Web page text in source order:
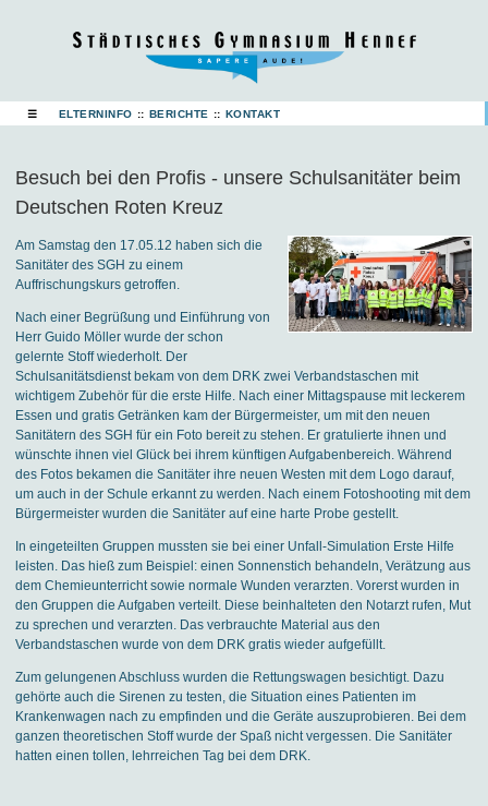
☰ ELTERNINFO :: BERICHTE :: KONTAKT
Besuch bei den Profis - unsere Schulsanitäter beim
Deutschen Roten Kreuz
Am Samstag den 17.05.12 haben sich die
Sanitäter des SGH zu einem
Auffrischungskurs getroffen.
Nach einer Begrüßung und Einführung von
Herr Guido Möller wurde der schon
gelernte Stoff wiederholt. Der
Schulsanitätsdienst bekam von dem DRK zwei Verbandstaschen mit
wichtigem Zubehör für die erste Hilfe. Nach einer Mittagspause mit leckerem
Essen und gratis Getränken kam der Bürgermeister, um mit den neuen
Sanitätern des SGH für ein Foto bereit zu stehen. Er gratulierte ihnen und
wünschte ihnen viel Glück bei ihrem künftigen Aufgabenbereich. Während
des Fotos bekamen die Sanitäter ihre neuen Westen mit dem Logo darauf,
um auch in der Schule erkannt zu werden. Nach einem Fotoshooting mit dem
Bürgermeister wurden die Sanitäter auf eine harte Probe gestellt.
In eingeteilten Gruppen mussten sie bei einer Unfall-Simulation Erste Hilfe
leisten. Das hieß zum Beispiel: einen Sonnenstich behandeln, Verätzung aus
dem Chemieunterricht sowie normale Wunden verarzten. Vorerst wurden in
den Gruppen die Aufgaben verteilt. Diese beinhalteten den Notarzt rufen, Mut
zu sprechen und verarzten. Das verbrauchte Material aus den
Verbandstaschen wurde von dem DRK gratis wieder aufgefüllt.
Zum gelungenen Abschluss wurden die Rettungswagen besichtigt. Dazu
gehörte auch die Sirenen zu testen, die Situation eines Patienten im
Krankenwagen nach zu empfinden und die Geräte auszuprobieren. Bei dem
ganzen theoretischen Stoff wurde der Spaß nicht vergessen. Die Sanitäter
hatten einen tollen, lehrreichen Tag bei dem DRK.